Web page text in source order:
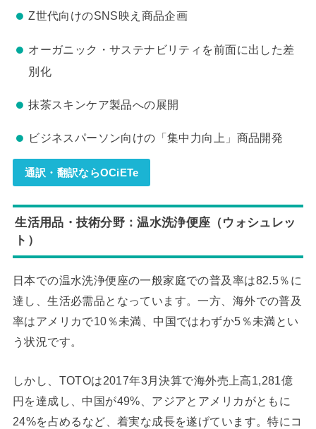
Z世代向けのSNS映え商品企画
オーガニック・サステナビリティを前面に出した差
別化
抹茶スキンケア製品への展開
ビジネスパーソン向けの「集中力向上」商品開発
通訳・翻訳ならOCiETe
生活用品・技術分野：温水洗浄便座（ウォシュレッ
ト）
日本での温水洗浄便座の一般家庭での普及率は82.5％に
達し、生活必需品となっています。一方、海外での普及
率はアメリカで10％未満、中国ではわずか5％未満とい
う状況です。
しかし、TOTOは2017年3月決算で海外売上高1,281億
円を達成し、中国が49%、アジアとアメリカがともに
24%を占めるなど、着実な成長を遂げています。特にコ